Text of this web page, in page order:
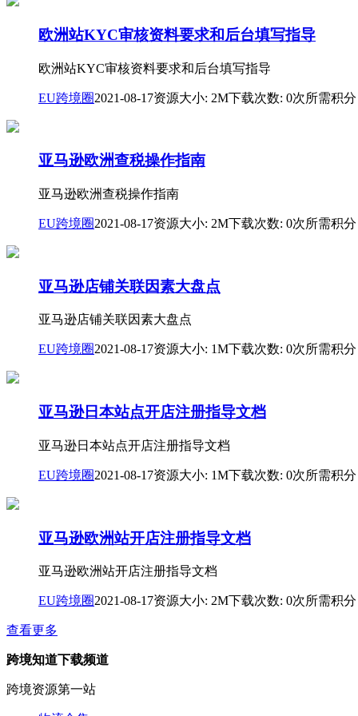
欧洲站KYC审核资料要求和后台填写指导
欧洲站KYC审核资料要求和后台填写指导
EU跨境圈2021-08-17资源大小: 2M下载次数: 0次所需积
亚马逊欧洲查税操作指南
亚马逊欧洲查税操作指南
EU跨境圈2021-08-17资源大小: 2M下载次数: 0次所需积
亚马逊店铺关联因素大盘点
亚马逊店铺关联因素大盘点
EU跨境圈2021-08-17资源大小: 1M下载次数: 0次所需积
亚马逊日本站点开店注册指导文档
亚马逊日本站点开店注册指导文档
EU跨境圈2021-08-17资源大小: 1M下载次数: 0次所需积
亚马逊欧洲站开店注册指导文档
亚马逊欧洲站开店注册指导文档
EU跨境圈2021-08-17资源大小: 2M下载次数: 0次所需积
查看更多
跨境知道下载频道
跨境资源第一站